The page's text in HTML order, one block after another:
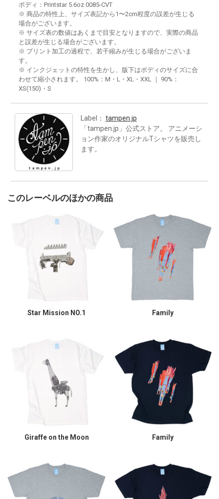
ボディ：Printstar 5.6oz 0085-CVT
※ 商品の特性上、サイズ表記から1〜2cm程度の誤差が生じる
場合がございます。
※ サイズ表の数値はあくまで目安となりますので、実際の商品
と誤差が生じる場合がございます。
※ プリント加工の過程で、若干縮みが生じる場合がございま
す。
※ インクジェットの特性を生かし、版下はボディのサイズに合
わせて縮小されます。 100%：M・L・XL・XXL ｜ 90%：
XS(150)・S
Label： tampen.jp
「tampen.jp」公式ストア。 アニメーシ
ョン作家のオリジナルTシャツを販売し
ます。
このレーベルのほかの商品
Star Mission NO.1 Family
Giraffe on the Moon Family